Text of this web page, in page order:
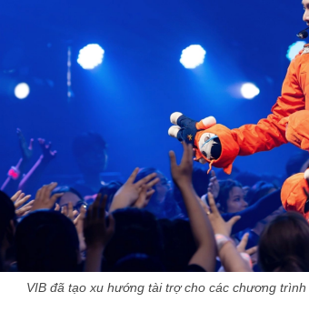
VIB đã tạo xu hướng tài trợ cho các chương